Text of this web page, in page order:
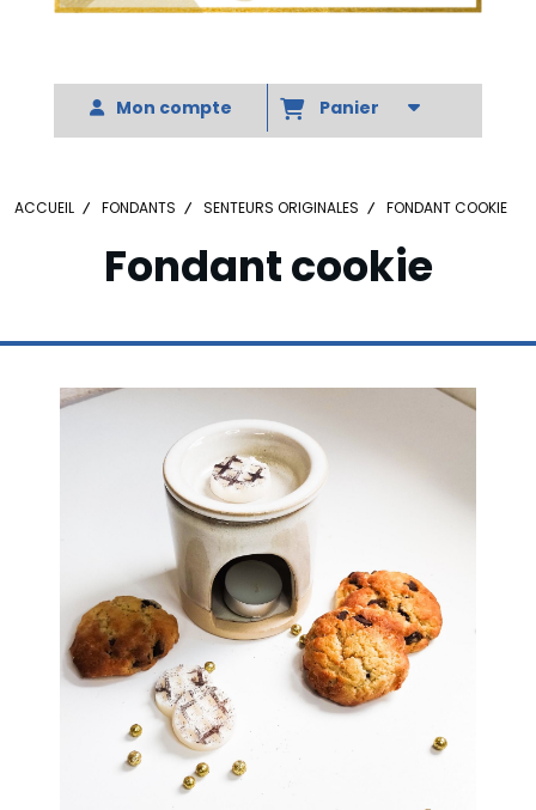
Mon compte Panier
ACCUEIL FONDANTS SENTEURS ORIGINALES FONDANT COOKIE
Fondant cookie